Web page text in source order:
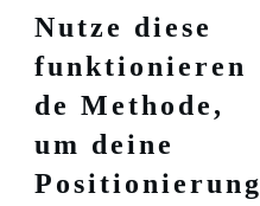
Nutze diese
funktionieren
de Methode,
um deine
Positionierung